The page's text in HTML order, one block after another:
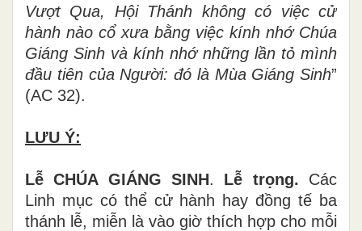
Vượt Qua, Hội Thánh không có việc cử
hành nào cổ xưa bằng việc kính nhớ Chúa
Giáng Sinh và kính nhớ những lần tỏ mình
đầu tiên của Người: đó là Mùa Giáng Sinh”
(AC 32).
LƯU Ý:
Lễ CHÚA GIÁNG SINH. Lễ trọng. Các
Linh mục có thể cử hành hay đồng tế ba
thánh lễ, miễn là vào giờ thích hợp cho mỗi